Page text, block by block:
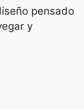
pensado
y